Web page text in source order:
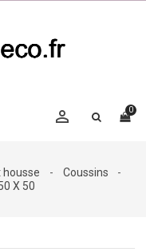
0

housse
Coussins
X 50